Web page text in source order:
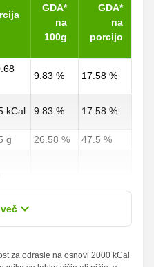
GDA*
na
100g
GDA*
na
porcijo
9.83 % 17.58 %
kCal 9.83 % 17.58 %
g 26.58 %
47.5 %
0.93 % 1.67 %
19.19 % 34.29 %
za odrasle na osnovi 2000 kCal